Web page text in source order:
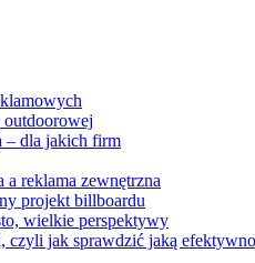
outdoorowej
– dla jakich firm
reklama zewnętrzna
projekt billboardu
wielkie perspektywy
czyli jak sprawdzić jaką